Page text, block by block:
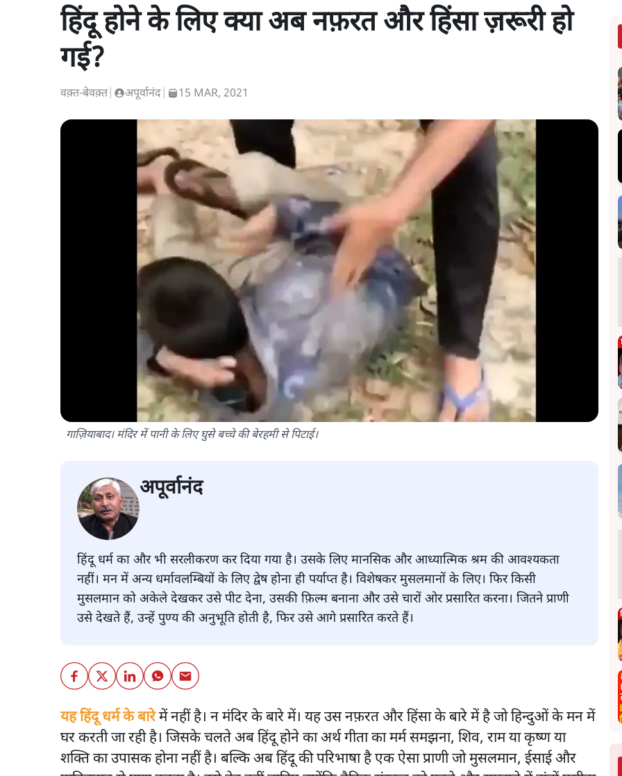
हिंदू होने के लिए क्या अब नफ़रत और हिंसा ज़रूरी हो
गई?
वक़्त-बेवक़्त| अपूर्वानंद 15 MAR, 2021
गाज़ियाबाद। मंदिर में पानी के लिए घुसे बच्चे की बेरहमी से पिटाई।
अपूर्वानंद
हिंदू धर्म का और भी सरलीकरण कर दिया गया है। उसके लिए मानसिक और आध्यात्मिक श्रम की आवश्यकता
नहीं। मन में अन्य धर्मावलम्बियों के लिए द्वेष होना ही पर्याप्त है। विशेषकर मुसलमानों के लिए। फिर किसी
मुसलमान को अकेले देखकर उसे पीट देना, उसकी फ़िल्म बनाना और उसे चारों ओर प्रसारित करना। जितने प्राणी
उसे देखते हैं, उन्हें पुण्य की अनुभूति होती है, फिर उसे आगे प्रसारित करते हैं।
यह हिंदू धर्म के बारेमें नहीं है। न मंदिर के बारे में। यह उस नफ़रत और हिंसा के बारे में है जो हिन्दुओं के मन में
घर करती जा रही है। जिसके चलते अब हिंदू होने का अर्थ गीता का मर्म समझना, शिव, राम या कृष्ण या
शक्ति का उपासक होना नहीं है। बल्कि अब हिंदू की परिभाषा है एक ऐसा प्राणी जो मुसलमान, ईसाई और